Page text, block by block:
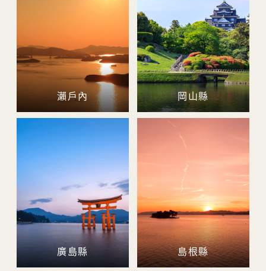
瀨戶內 岡山縣
廣島縣 島根縣